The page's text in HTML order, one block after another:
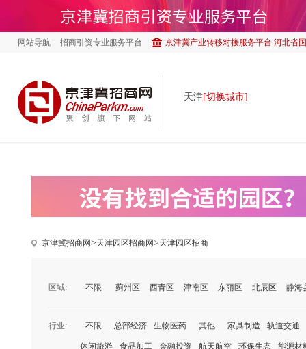
网站导航 招商引资专业服务平台 京津冀产业转移对接服务平台 河北省
天津[切换城市]
京津冀招商网>天津园区招商网>天津园区招商
区域: 不限 蓟州区 西青区 津南区 东丽区 北辰区 静海
行业: 不限 总部经济 生物医药 其他 家具制造 轨道交通
休闲旅游 食品加工 金融投资 航天航空 环保生态 能源材